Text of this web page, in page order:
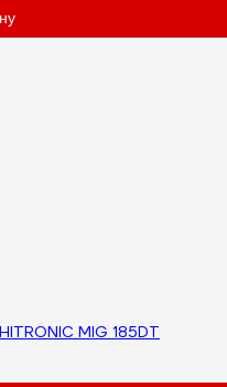
MIG 185DT